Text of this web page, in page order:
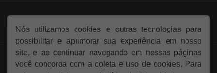
SIGA-NOS:
Nós utilizamos cookies e outras tecnologias para
possibilitar e aprimorar sua experiência em nosso
site, e ao continuar navegando em nossas páginas
você concorda com a coleta e uso de cookies. Para